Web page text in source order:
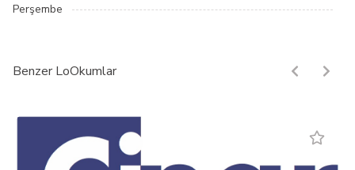
Perşembe
Benzer LoOkumlar